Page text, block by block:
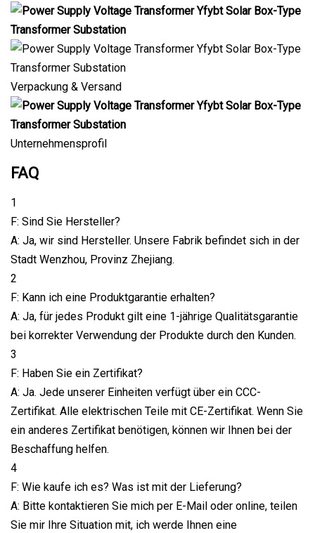
Verpackung & Versand
Unternehmensprofil
FAQ
1
F: Sind Sie Hersteller?
A: Ja, wir sind Hersteller. Unsere Fabrik befindet sich in der
Stadt Wenzhou, Provinz Zhejiang.
2
F: Kann ich eine Produktgarantie erhalten?
A: Ja, für jedes Produkt gilt eine 1-jährige Qualitätsgarantie
bei korrekter Verwendung der Produkte durch den Kunden.
3
F: Haben Sie ein Zertifikat?
A: Ja. Jede unserer Einheiten verfügt über ein CCC-
Zertifikat. Alle elektrischen Teile mit CE-Zertifikat. Wenn Sie
ein anderes Zertifikat benötigen, können wir Ihnen bei der
Beschaffung helfen.
4
F: Wie kaufe ich es? Was ist mit der Lieferung?
A: Bitte kontaktieren Sie mich per E-Mail oder online, teilen
Sie mir Ihre Situation mit, ich werde Ihnen eine